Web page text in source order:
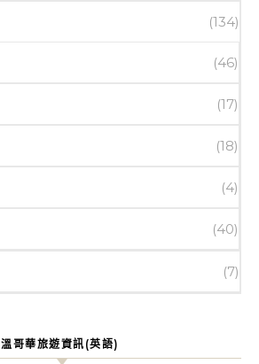
(134)
(46)
(17)
(18)
(4)
(40)
(7)
溫哥華旅遊資訊(英語)